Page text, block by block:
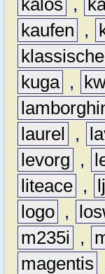
kalos
,
kaufen
,
klassische
kuga ,
laurel
,
levorg
,
liteace , lj
logo ,
m235i
,
magentis